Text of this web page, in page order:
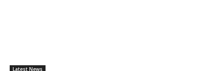
Latest News